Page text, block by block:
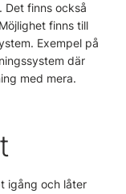
Det finns också
finns till
Exempel på
där
med mera.
igång och låter